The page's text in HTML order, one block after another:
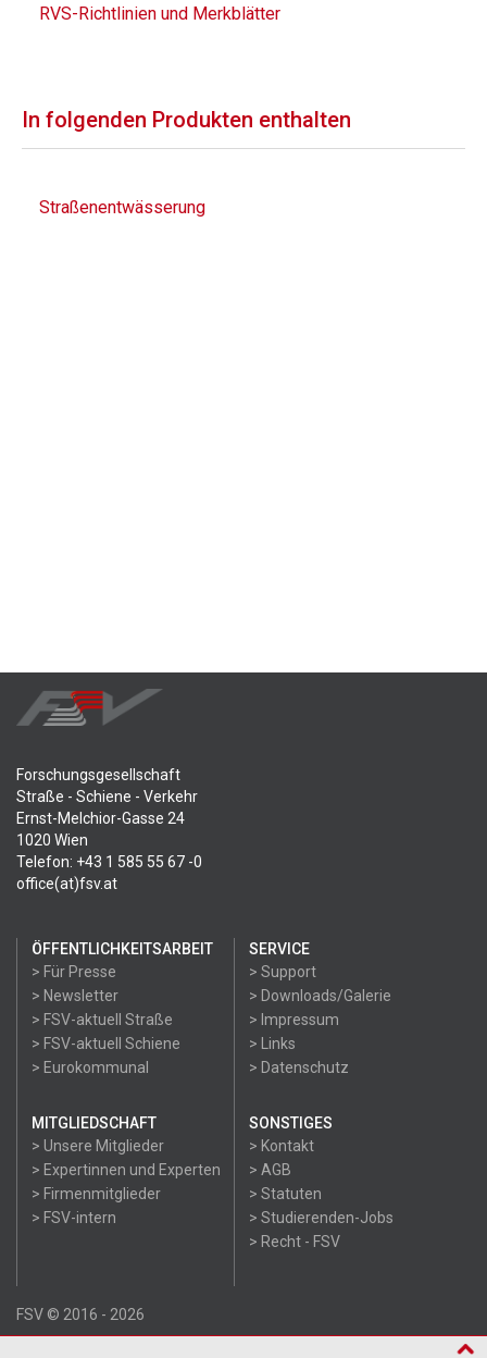
RVS-Richtlinien und Merkblätter
In folgenden Produkten enthalten
Straßenentwässerung
Forschungsgesellschaft
Straße - Schiene - Verkehr
Ernst-Melchior-Gasse 24
1020 Wien
Telefon: +43 1 585 55 67 -0
office(at)fsv.at
ÖFFENTLICHKEITSARBEIT
> Für Presse
> Newsletter
> FSV-aktuell Straße
> FSV-aktuell Schiene
> Eurokommunal
SERVICE
> Support
> Downloads/Galerie
> Impressum
> Links
> Datenschutz
MITGLIEDSCHAFT
> Unsere Mitglieder
> Expertinnen und Experten
> Firmenmitglieder
> FSV-intern
SONSTIGES
> Kontakt
> AGB
> Statuten
> Studierenden-Jobs
> Recht - FSV
FSV © 2016 - 2026